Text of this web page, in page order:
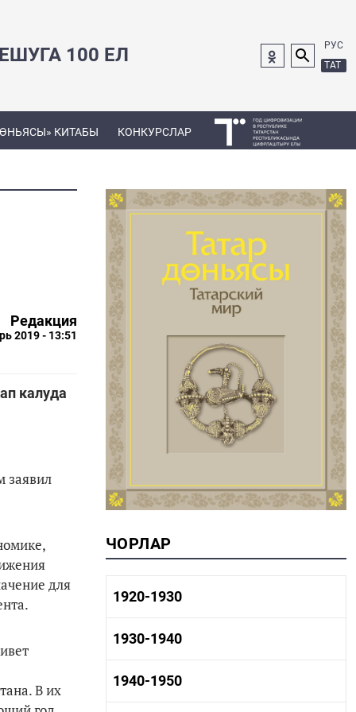
100 ЕЛ
РУС
ТАТ
КИТАБЫ КОНКУРСЛАР
Редакция
2019 - 13:51
калуда
заявил
для
В их
ЧОРЛАР
1920-1930
1920-1930 тарих
1920-1930 мәдәният
1930-1940
1930-1940 тарих
1930-1940 мәдәният
1940-1950